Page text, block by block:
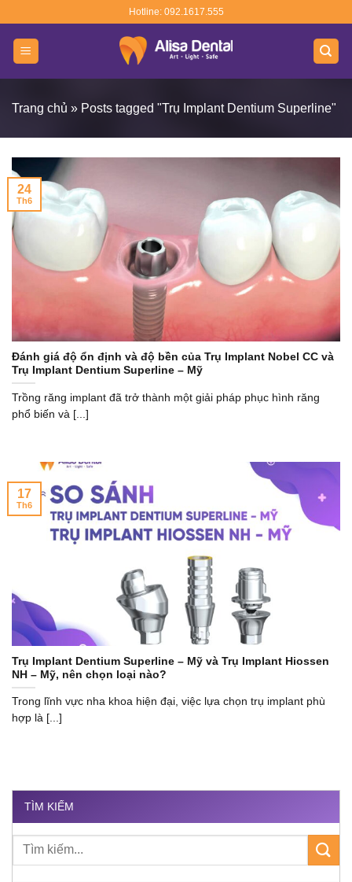
content
Hotline: 092.1617.555
Trang chủ » Posts tagged "Trụ Implant Dentium Superline"
Đánh giá độ ổn định và độ bền của Trụ Implant Nobel CC và
Trụ Implant Dentium Superline – Mỹ
Trồng răng implant đã trở thành một giải pháp phục hình răng
phổ biến và [...]
24
Th6
Trụ Implant Dentium Superline – Mỹ và Trụ Implant Hiossen
NH – Mỹ, nên chọn loại nào?
Trong lĩnh vực nha khoa hiện đại, việc lựa chọn trụ implant phù
hợp là [...]
17
Th6
TÌM KIẾM